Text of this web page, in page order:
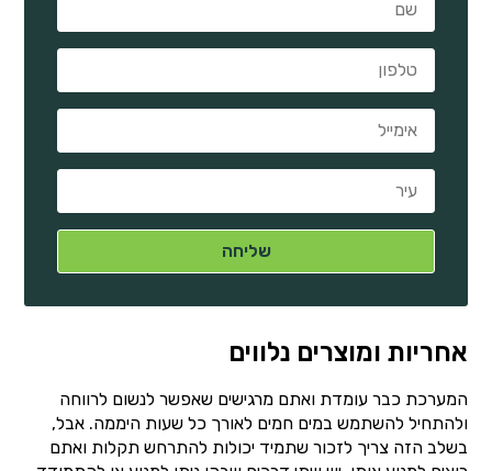
אחריות ומוצרים נלווים
המערכת כבר עומדת ואתם מרגישים שאפשר לנשום לרווחה
ולהתחיל להשתמש במים חמים לאורך כל שעות היממה. אבל,
בשלב הזה צריך לזכור שתמיד יכולות להתרחש תקלות ואתם